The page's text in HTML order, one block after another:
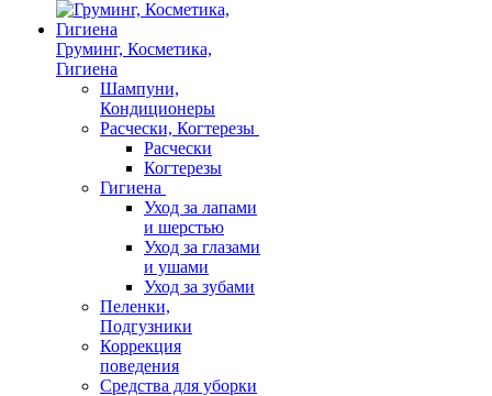
Груминг, Косметика,
Гигиена
Шампуни,
Кондиционеры
Расчески, Когтерезы
Расчески
Когтерезы
Гигиена
Уход за лапами
и шерстью
Уход за глазами
и ушами
Уход за зубами
Пеленки,
Подгузники
Коррекция
поведения
Средства для уборки